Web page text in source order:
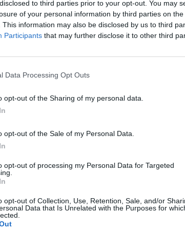
to third parties prior to your opt-out. You may
of your personal information by third parties on the
This information may also be disclosed by us to third
Participants that may further disclose it to other third
Data Processing Opt Outs
opt-out of the Sharing of my personal data.
opt-out of the Sale of my Personal Data.
opt-out of processing my Personal Data for Targeted
opt-out of Collection, Use, Retention, Sale, and/or
Data that Is Unrelated with the Purposes for
del 118 ha subito intuito la situazione
massima prioritàe mandando sul posto
della Croce Rossa di Sansepolcro
indicato.
e i soccorritori hanno trovato la donna, 24
infatti per venire alla luce proprio in
e professionalità, l’equipe ha assistito la
in piena sicurezza, direttamente in
senza complicazioni.
in buone condizioni all’ospedale San
prese in carico dal personale ginecologico e
il team dell’emergenza-urgenza, che ha